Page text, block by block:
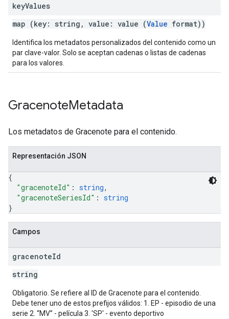
keyValues
map (key: string, value: value (Value format))
Identifica los metadatos personalizados del contenido como un
par clave-valor. Solo se aceptan cadenas o listas de cadenas
para los valores.
GracenoteMetadata
Los metadatos de Gracenote para el contenido.
Representación JSON
{
"gracenoteId" : string,
"gracenoteSeriesId" : string
}
Campos
gracenoteId
string
Obligatorio. Se refiere al ID de Gracenote para el contenido.
Debe tener uno de estos prefijos válidos: 1. EP - episodio de una
serie 2. “MV” - película 3. 'SP' - evento deportivo